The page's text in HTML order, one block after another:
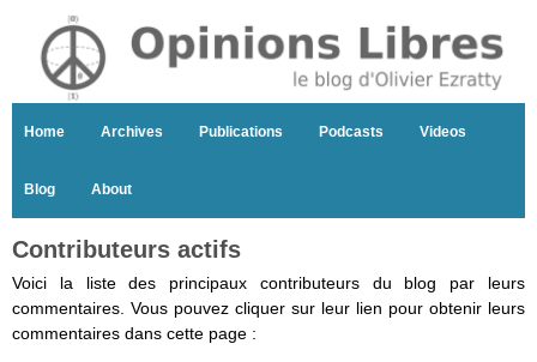
Home Archives Publications Podcasts Videos
Blog About
Contributeurs actifs
Voici la liste des principaux contributeurs du blog par leurs
commentaires. Vous pouvez cliquer sur leur lien pour obtenir leurs
commentaires dans cette page :